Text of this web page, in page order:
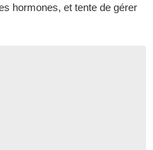
hormones, et tente de gérer